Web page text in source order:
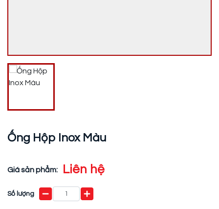
Ống Hộp Inox Màu
Giá sản phẩm: Liên hệ
Số lượng